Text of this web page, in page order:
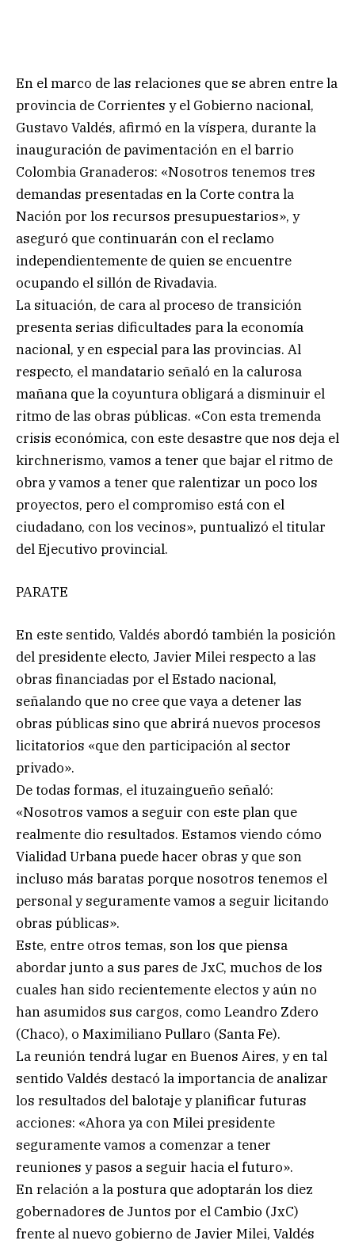
En el marco de las relaciones que se abren entre la
provincia de Corrientes y el Gobierno nacional,
Gustavo Valdés, afirmó en la víspera, durante la
inauguración de pavimentación en el barrio
Colombia Granaderos: «Nosotros tenemos tres
demandas presentadas en la Corte contra la
Nación por los recursos presupuestarios», y
aseguró que continuarán con el reclamo
independientemente de quien se encuentre
ocupando el sillón de Rivadavia.
La situación, de cara al proceso de transición
presenta serias dificultades para la economía
nacional, y en especial para las provincias. Al
respecto, el mandatario señaló en la calurosa
mañana que la coyuntura obligará a disminuir el
ritmo de las obras públicas. «Con esta tremenda
crisis económica, con este desastre que nos deja el
kirchnerismo, vamos a tener que bajar el ritmo de
obra y vamos a tener que ralentizar un poco los
proyectos, pero el compromiso está con el
ciudadano, con los vecinos», puntualizó el titular
del Ejecutivo provincial.
PARATE
En este sentido, Valdés abordó también la posición
del presidente electo, Javier Milei respecto a las
obras financiadas por el Estado nacional,
señalando que no cree que vaya a detener las
obras públicas sino que abrirá nuevos procesos
licitatorios «que den participación al sector
privado».
De todas formas, el ituzaingueño señaló:
«Nosotros vamos a seguir con este plan que
realmente dio resultados. Estamos viendo cómo
Vialidad Urbana puede hacer obras y que son
incluso más baratas porque nosotros tenemos el
personal y seguramente vamos a seguir licitando
obras públicas».
Este, entre otros temas, son los que piensa
abordar junto a sus pares de JxC, muchos de los
cuales han sido recientemente electos y aún no
han asumidos sus cargos, como Leandro Zdero
(Chaco), o Maximiliano Pullaro (Santa Fe).
La reunión tendrá lugar en Buenos Aires, y en tal
sentido Valdés destacó la importancia de analizar
los resultados del balotaje y planificar futuras
acciones: «Ahora ya con Milei presidente
seguramente vamos a comenzar a tener
reuniones y pasos a seguir hacia el futuro».
En relación a la postura que adoptarán los diez
gobernadores de Juntos por el Cambio (JxC)
frente al nuevo gobierno de Javier Milei, Valdés